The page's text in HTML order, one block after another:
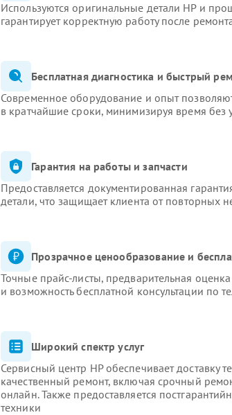
Используются оригинальные детали HP и
гарантирует корректную работу после
Бесплатная диагностика и быстрый
Современное оборудование и опыт
в кратчайшие сроки, минимизируя время без
Гарантия на работы и запчасти
Предоставляется документированная
детали, что защищает клиента от повторных
Прозрачное ценообразование и
Точные прайс-листы, предварительная
и возможность бесплатной консультации по
Широкий спектр услуг
Сервисный центр HP обеспечивает доставку
качественный ремонт, включая срочный
онлайн. Также предоставляется
техники